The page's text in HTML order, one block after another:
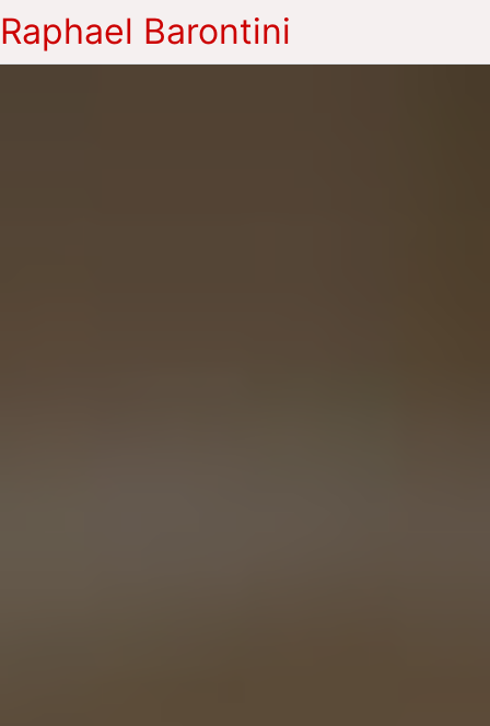
Raphael Barontini